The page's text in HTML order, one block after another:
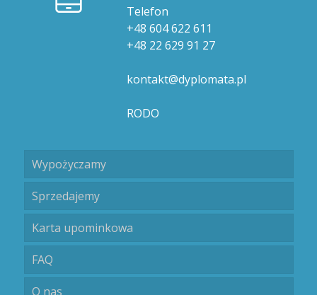
Telefon
+48 604 622 611
+48 22 629 91 27
kontakt@dyplomata.pl
RODO
Wypożyczamy
Sprzedajemy
Karta upominkowa
FAQ
O nas